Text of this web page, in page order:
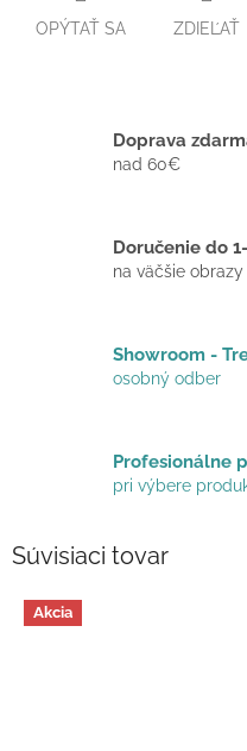
OPÝTAŤ SA ZDIEĽAŤ
Doprava
nad 60€
Doručenie do
na väčšie
Showroom -
osobný odber
Profesionálne
pri výbere
Súvisiaci tovar
Akcia